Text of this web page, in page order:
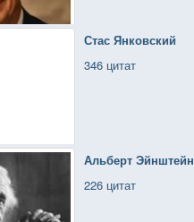
Стас Янковский
346 цитат
Альберт Эйнштейн
226 цитат